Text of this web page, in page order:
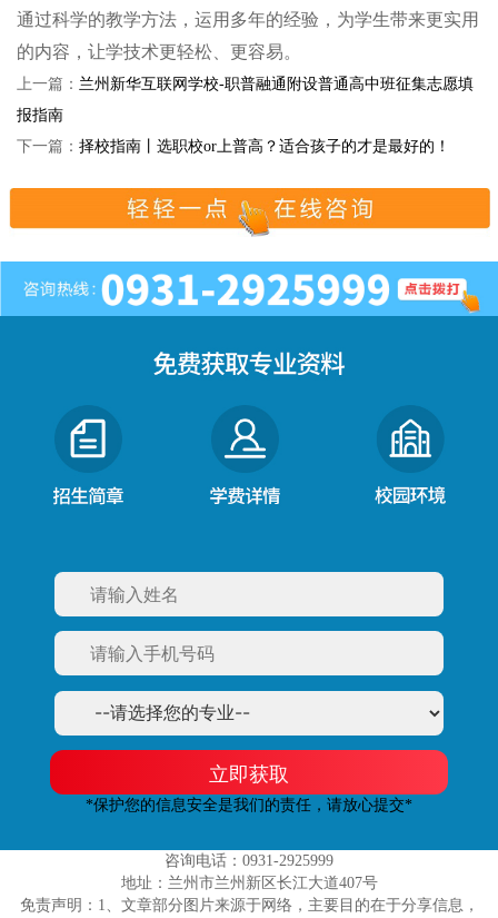
通过科学的教学方法，运用多年的经验，为学生带来更实用
的内容，让学技术更轻松、更容易。
上一篇： 兰州新华互联网学校-职普融通附设普通高中班征集志愿填
报指南
下一篇： 择校指南丨选职校or上普高？适合孩子的才是最好的！
立即获取
*保护您的信息安全是我们的责任，请放心提交*
咨询电话：0931-2925999
地址：兰州市兰州新区长江大道407号
免责声明：1、文章部分图片来源于网络，主要目的在于分享信息，